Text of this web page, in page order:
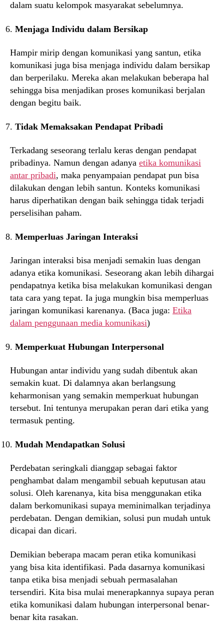
dalam suatu kelompok masyarakat sebelumnya.
Menjaga Individu dalam Bersikap
Hampir mirip dengan komunikasi yang santun, etika
komunikasi juga bisa menjaga individu dalam bersikap
dan berperilaku. Mereka akan melakukan beberapa hal
sehingga bisa menjadikan proses komunikasi berjalan
dengan begitu baik.
Tidak Memaksakan Pendapat Pribadi
Terkadang seseorang terlalu keras dengan pendapat
pribadinya. Namun dengan adanya etika komunikasi
antar pribadi, maka penyampaian pendapat pun bisa
dilakukan dengan lebih santun. Konteks komunikasi
harus diperhatikan dengan baik sehingga tidak terjadi
perselisihan paham.
Memperluas Jaringan Interaksi
Jaringan interaksi bisa menjadi semakin luas dengan
adanya etika komunikasi. Seseorang akan lebih dihargai
pendapatnya ketika bisa melakukan komunikasi dengan
tata cara yang tepat. Ia juga mungkin bisa memperluas
jaringan komunikasi karenanya. (Baca juga: Etika
dalam penggunaan media komunikasi)
Memperkuat Hubungan Interpersonal
Hubungan antar individu yang sudah dibentuk akan
semakin kuat. Di dalamnya akan berlangsung
keharmonisan yang semakin memperkuat hubungan
tersebut. Ini tentunya merupakan peran dari etika yang
termasuk penting.
Mudah Mendapatkan Solusi
Perdebatan seringkali dianggap sebagai faktor
penghambat dalam mengambil sebuah keputusan atau
solusi. Oleh karenanya, kita bisa menggunakan etika
dalam berkomunikasi supaya meminimalkan terjadinya
perdebatan. Dengan demikian, solusi pun mudah untuk
dicapai dan dicari.
Demikian beberapa macam peran etika komunikasi
yang bisa kita identifikasi. Pada dasarnya komunikasi
tanpa etika bisa menjadi sebuah permasalahan
tersendiri. Kita bisa mulai menerapkannya supaya peran
etika komunikasi dalam hubungan interpersonal benar-
benar kita rasakan.